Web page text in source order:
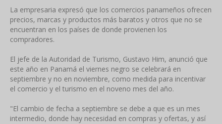
La empresaria expresó que los comercios panameños ofrecen
precios, marcas y productos más baratos y otros que no se
encuentran en los países de donde provienen los
compradores.
El jefe de la Autoridad de Turismo, Gustavo Him, anunció que
este año en Panamá el viernes negro se celebrará en
septiembre y no en noviembre, como medida para incentivar
el comercio y el turismo en el noveno mes del año.
"El cambio de fecha a septiembre se debe a que es un mes
intermedio, donde hay necesidad en compras y ofertas, y así